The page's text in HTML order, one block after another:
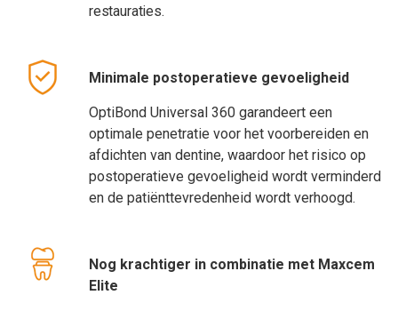
restauraties.
Minimale postoperatieve gevoeligheid
OptiBond Universal 360 garandeert een
optimale penetratie voor het voorbereiden en
afdichten van dentine, waardoor het risico op
postoperatieve gevoeligheid wordt verminderd
en de patiënttevredenheid wordt verhoogd.
Nog krachtiger in combinatie met Maxcem
Elite